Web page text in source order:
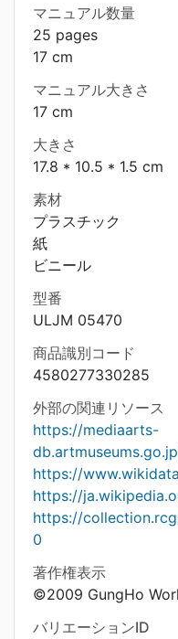
マニュアル数量
25 pages
17 cm
マニュアル大きさ
17 cm
大きさ
17.8 * 10.5 * 1.5 cm
素材
プラスチック
紙
ビニール
型番
ULJM 05470
商品識別コード
4580277330285
外部の関連リソース
https://mediaarts-
https://
https://
https://
0
著作権表示
©2009 GungHo
バリエーションID